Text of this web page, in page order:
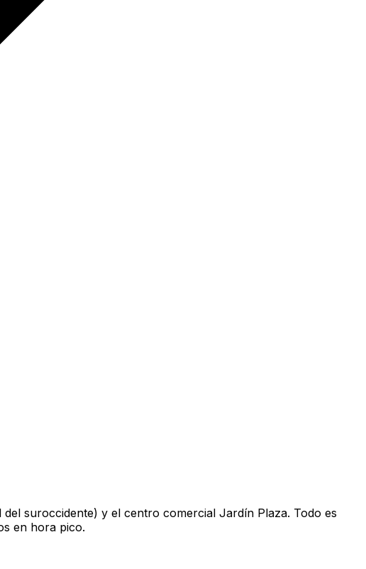
suroccidente) y el centro comercial Jardín Plaza. Todo es
en hora pico.